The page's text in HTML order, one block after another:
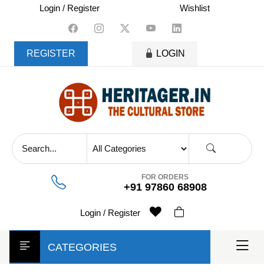
content
Login / Register Wishlist
REGISTER LOGIN
FOR ORDERS
+91 97860 68908
Login / Register
CATEGORIES